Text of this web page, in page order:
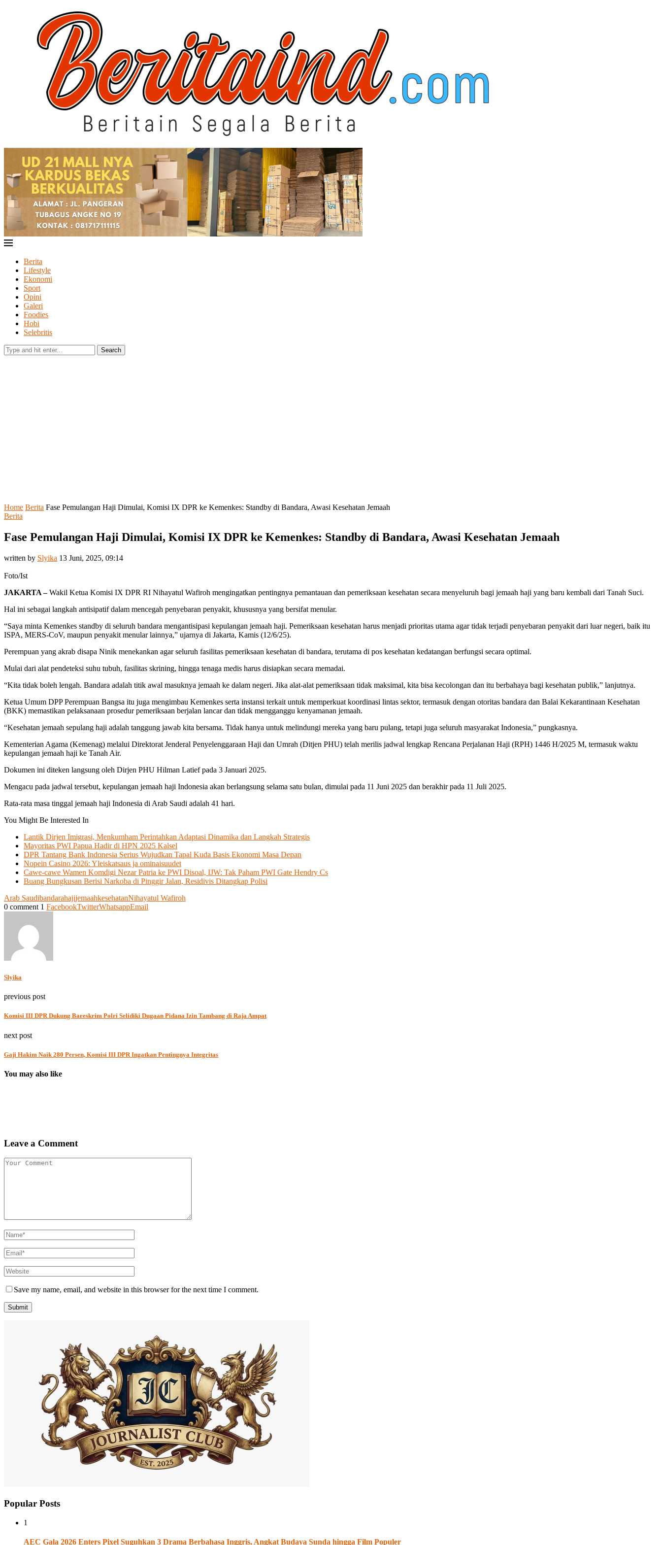
Berita
Lifestyle
Ekonomi
Sport
Opini
Galeri
Foodies
Hobi
Selebritis
Search
Home Berita Fase Pemulangan Haji Dimulai, Komisi IX DPR ke Kemenkes: Standby di Bandara, Awasi Kesehatan Jemaah
Berita
Fase Pemulangan Haji Dimulai, Komisi IX DPR ke Kemenkes: Standby di Bandara, Awasi Kesehatan Jemaah
written by Slyika 13 Juni, 2025, 09:14
Foto/Ist
JAKARTA –Wakil Ketua Komisi IX DPR RI Nihayatul Wafiroh mengingatkan pentingnya pemantauan dan pemeriksaan kesehatan secara menyeluruh bagi jemaah haji yang baru kembali dari Tanah Suci.
Hal ini sebagai langkah antisipatif dalam mencegah penyebaran penyakit, khususnya yang bersifat menular.
“Saya minta Kemenkes standby di seluruh bandara mengantisipasi kepulangan jemaah haji. Pemeriksaan kesehatan harus menjadi prioritas utama agar tidak terjadi penyebaran penyakit dari luar negeri, baik itu
ISPA, MERS-CoV, maupun penyakit menular lainnya,” ujarnya di Jakarta, Kamis (12/6/25).
Perempuan yang akrab disapa Ninik menekankan agar seluruh fasilitas pemeriksaan kesehatan di bandara, terutama di pos kesehatan kedatangan berfungsi secara optimal.
Mulai dari alat pendeteksi suhu tubuh, fasilitas skrining, hingga tenaga medis harus disiapkan secara memadai.
“Kita tidak boleh lengah. Bandara adalah titik awal masuknya jemaah ke dalam negeri. Jika alat-alat pemeriksaan tidak maksimal, kita bisa kecolongan dan itu berbahaya bagi kesehatan publik,” lanjutnya.
Ketua Umum DPP Perempuan Bangsa itu juga mengimbau Kemenkes serta instansi terkait untuk memperkuat koordinasi lintas sektor, termasuk dengan otoritas bandara dan Balai Kekarantinaan Kesehatan
(BKK) memastikan pelaksanaan prosedur pemeriksaan berjalan lancar dan tidak mengganggu kenyamanan jemaah.
“Kesehatan jemaah sepulang haji adalah tanggung jawab kita bersama. Tidak hanya untuk melindungi mereka yang baru pulang, tetapi juga seluruh masyarakat Indonesia,” pungkasnya.
Kementerian Agama (Kemenag) melalui Direktorat Jenderal Penyelenggaraan Haji dan Umrah (Ditjen PHU) telah merilis jadwal lengkap Rencana Perjalanan Haji (RPH) 1446 H/2025 M, termasuk waktu
kepulangan jemaah haji ke Tanah Air.
Dokumen ini diteken langsung oleh Dirjen PHU Hilman Latief pada 3 Januari 2025.
Mengacu pada jadwal tersebut, kepulangan jemaah haji Indonesia akan berlangsung selama satu bulan, dimulai pada 11 Juni 2025 dan berakhir pada 11 Juli 2025.
Rata-rata masa tinggal jemaah haji Indonesia di Arab Saudi adalah 41 hari.
You Might Be Interested In
Lantik Dirjen Imigrasi, Menkumham Perintahkan Adaptasi Dinamika dan Langkah Strategis
Mayoritas PWI Papua Hadir di HPN 2025 Kalsel
DPR Tantang Bank Indonesia Serius Wujudkan Tapal Kuda Basis Ekonomi Masa Depan
Nopein Casino 2026: Yleiskatsaus ja ominaisuudet
Cawe-cawe Wamen Komdigi Nezar Patria ke PWI Disoal, IJW: Tak Paham PWI Gate Hendry Cs
Buang Bungkusan Berisi Narkoba di Pinggir Jalan, Residivis Ditangkap Polisi
Arab SaudibandarahajijemaahkesehatanNihayatul Wafiroh
0 comment 1 FacebookTwitterWhatsappEmail
Slyika
previous post
Komisi III DPR Dukung Bareskrim Polri Selidiki Dugaan Pidana Izin Tambang di Raja Ampat
next post
Gaji Hakim Naik 280 Persen, Komisi III DPR Ingatkan Pentingnya Integritas
You may also like
Leave a Comment
Save my name, email, and website in this browser for the next time I comment.
Popular Posts
1
AEC Gala 2026 Enters Pixel Suguhkan 3 Drama Berbahasa Inggris, Angkat Budaya Sunda hingga Film Populer